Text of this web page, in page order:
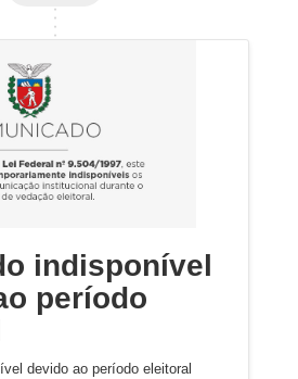
indisponível
período
devido ao período eleitoral